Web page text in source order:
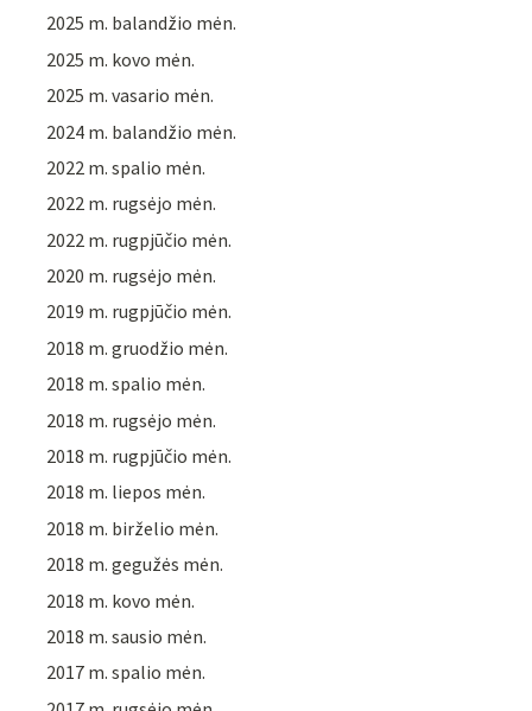
2025 m. balandžio mėn.
2025 m. kovo mėn.
2025 m. vasario mėn.
2024 m. balandžio mėn.
2022 m. spalio mėn.
2022 m. rugsėjo mėn.
2022 m. rugpjūčio mėn.
2020 m. rugsėjo mėn.
2019 m. rugpjūčio mėn.
2018 m. gruodžio mėn.
2018 m. spalio mėn.
2018 m. rugsėjo mėn.
2018 m. rugpjūčio mėn.
2018 m. liepos mėn.
2018 m. birželio mėn.
2018 m. gegužės mėn.
2018 m. kovo mėn.
2018 m. sausio mėn.
2017 m. spalio mėn.